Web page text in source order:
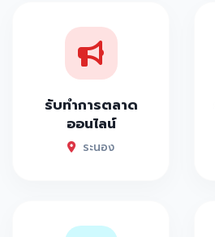
รับทำการตลาด
ออนไลน์
ระนอง